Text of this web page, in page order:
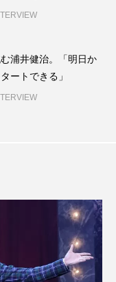
浦井健治。「明日か
ートできる」